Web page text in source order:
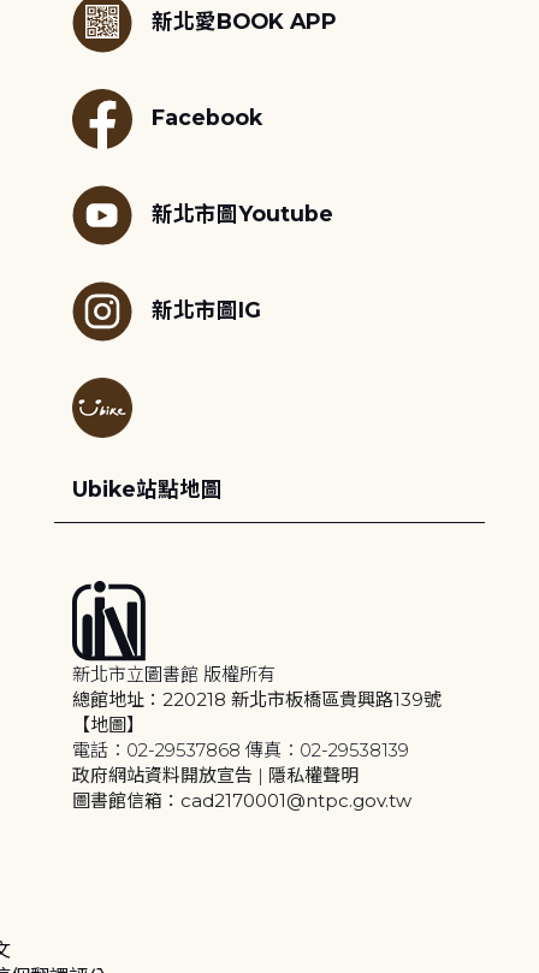
新北愛BOOK APP
Facebook
新北市圖Youtube
新北市圖IG
Ubike站點地圖
新北市立圖書館 版權所有
總館地址：220218 新北市板橋區貴興路139號
【地圖】
電話：02-29537868 傳真：02-29538139
政府網站資料開放宣告 | 隱私權聲明
圖書館信箱：cad2170001@ntpc.gov.tw